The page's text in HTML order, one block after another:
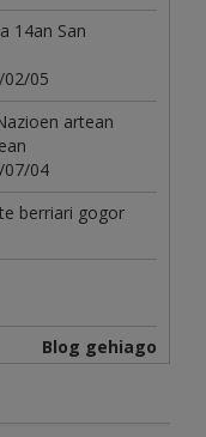
14an San
02/05
artean
07/04
berriari gogor
Blog gehiago